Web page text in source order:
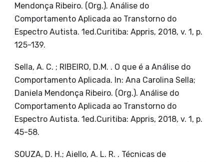
Mendonça Ribeiro. (Org.). Análise do
Comportamento Aplicada ao Transtorno do
Espectro Autista. 1ed.Curitiba: Appris, 2018, v. 1, p.
125-139.
Sella, A. C. ; RIBEIRO, D.M. . O que é a Análise do
Comportamento Aplicada. In: Ana Carolina Sella;
Daniela Mendonça Ribeiro. (Org.). Análise do
Comportamento Aplicada ao Transtorno do
Espectro Autista. 1ed.Curitiba: Appris, 2018, v. 1, p.
45-58.
SOUZA, D. H.; Aiello, A. L. R. . Técnicas de